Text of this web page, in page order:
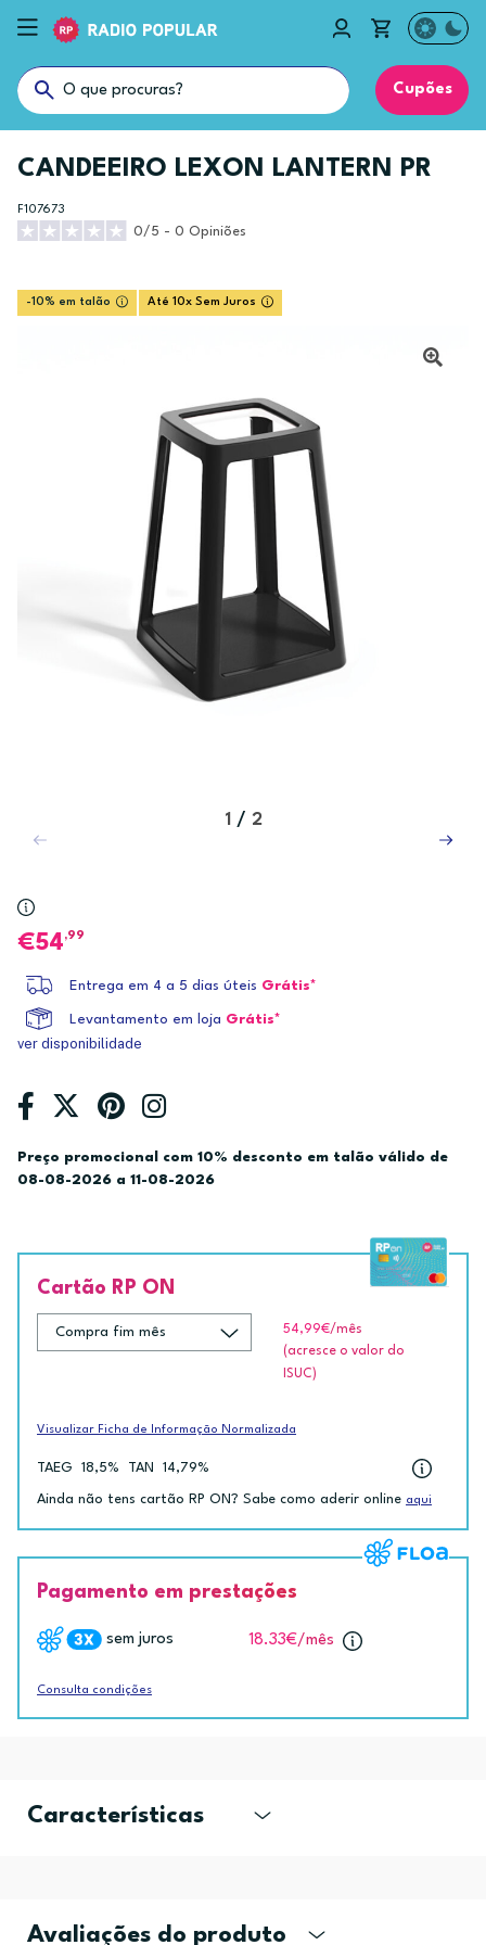
Cupões
CANDEEIRO LEXON LANTERN PR
F107673
0/5 - 0 Opiniões
-10% em talão Até 10x Sem Juros
1 / 2
54,99
Entrega em 4 a 5 dias úteis Grátis*
Levantamento em loja Grátis*
ver disponibilidade
Preço promocional com 10% desconto em talão válido de
08-08-2026 a 11-08-2026
Cartão RP ON
54,99€/mês
(acresce o valor do
ISUC)
Visualizar Ficha de Informação Normalizada
TAEG 18,5% TAN 14,79%
Ainda não tens cartão RP ON? Sabe como aderir online aqui
Pagamento em prestações
sem juros 18.33€/mês
Consulta condições
Características
Avaliações do produto